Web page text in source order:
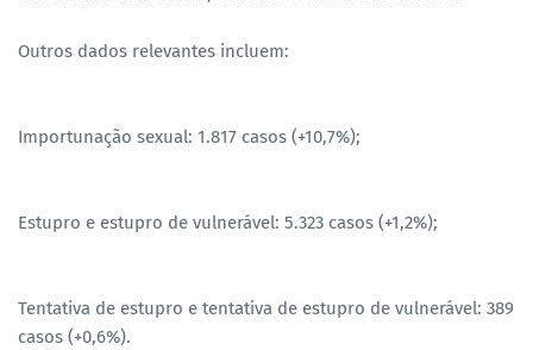
Outros dados relevantes incluem:
Importunação sexual: 1.817 casos (+10,7%);
Estupro e estupro de vulnerável: 5.323 casos (+1,2%);
Tentativa de estupro e tentativa de estupro de vulnerável: 389
casos (+0,6%).